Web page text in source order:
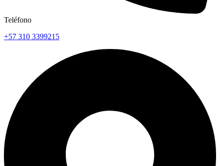
Teléfono
+57 310 3399215